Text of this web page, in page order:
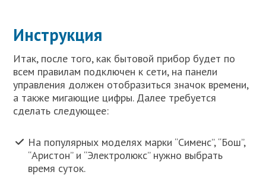
Инструкция
Итак, после того, как бытовой прибор будет по
всем правилам подключен к сети, на панели
управления должен отобразиться значок времени,
а также мигающие цифры. Далее требуется
сделать следующее:
На популярных моделях марки “Сименс”, “Бош”,
“Аристон” и “Электролюкс” нужно выбрать
время суток.